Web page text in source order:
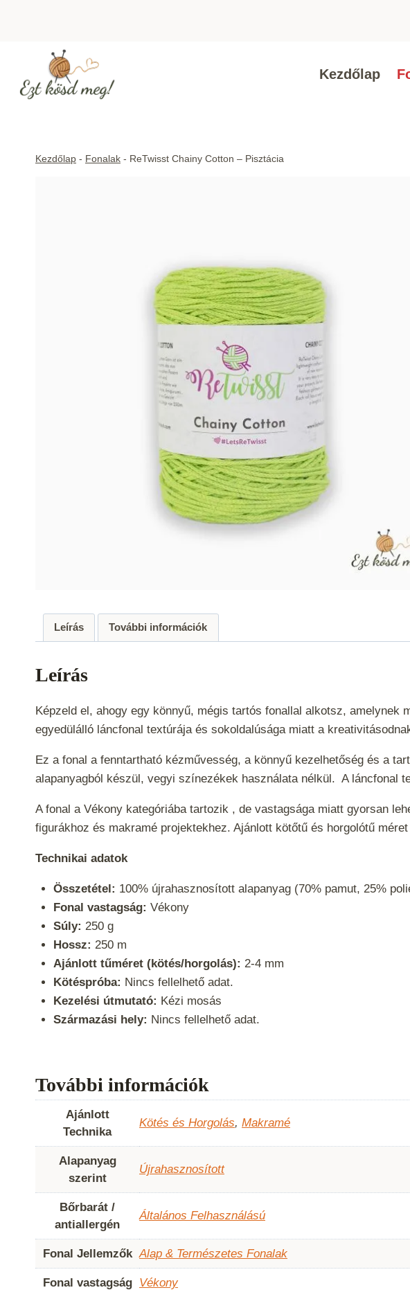
Kezdőlap
Kezdőlap - Fonalak - ReTwisst Chainy Cotton – Pisztácia
Leírás További információk
Leírás
Képzeld el, ahogy egy könnyű, mégis tartós fonallal alkotsz, amelynek
egyedülálló láncfonal textúrája és sokoldalúsága miatt a
Ez a fonal a fenntartható kézművesség, a könnyű kezelhetőség és a
alapanyagból készül, vegyi színezékek használata nélkül. A láncfonal
A fonal a Vékony kategóriába tartozik , de vastagsága miatt gyorsan
figurákhoz és makramé projektekhez. Ajánlott kötőtű és horgolótű
Technikai adatok
Összetétel: 100% újrahasznosított alapanyag (70% pamut, 25%
Fonal vastagság: Vékony
Súly: 250 g
Hossz: 250 m
Ajánlott tűméret (kötés/horgolás): 2-4 mm
Kötéspróba: Nincs fellelhető adat.
Kezelési útmutató: Kézi mosás
Származási hely: Nincs fellelhető adat.
További információk
Ajánlott
Technika
Kötés és Horgolás, Makramé
Alapanyag
szerint
Újrahasznosított
Bőrbarát /
antiallergén
Általános Felhasználású
Fonal Jellemzők Alap & Természetes Fonalak
Fonal vastagság Vékony